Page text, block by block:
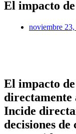
El impacto
noviembre 23,
El impacto
directamente
Incide
decisiones